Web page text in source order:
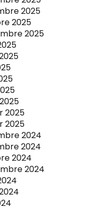
2025
2025
2025
2025
2025
2024
2024
2024
2024